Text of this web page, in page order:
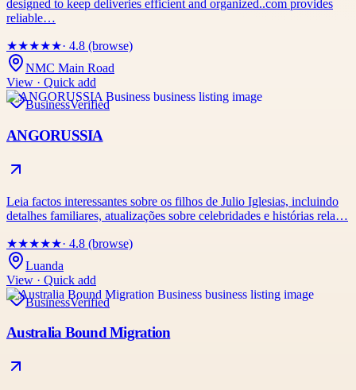
designed to keep deliveries efficient and organized..com provides
reliable…
★★★★★· 4.8 (browse)
NMC Main Road
View · Quick add
BusinessVerified
ANGORUSSIA
Leia factos interessantes sobre os filhos de Julio Iglesias, incluindo
detalhes familiares, atualizações sobre celebridades e histórias rela…
★★★★★· 4.8 (browse)
Luanda
View · Quick add
BusinessVerified
Australia Bound Migration